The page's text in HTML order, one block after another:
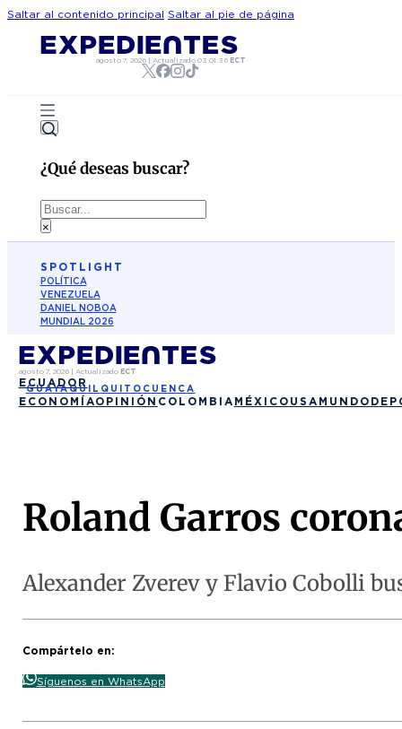
Saltar al contenido principal Saltar al pie de página
agosto 7, 2026| Actualizado 03:01:36 ECT
¿Qué deseas buscar?
Buscar
×
SPOTLIGHT
POLÍTICA
VENEZUELA
DANIEL NOBOA
MUNDIAL 2026
agosto 7, 2026| Actualizado ECT
ECUADOR
GUAYAQUIL QUITO CUENCA
ECONOMÍAOPINIÓN COLOMBIA MÉXICO USA MUNDO
Roland Garros
Alexander Zverev y Flavio Cobolli
Compártelo en:
Síguenos en WhatsApp